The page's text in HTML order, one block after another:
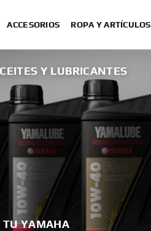
ACCESORIOS ROPA Y ARTÍCULOS
Y LUBRICANTES
TU YAMAHA